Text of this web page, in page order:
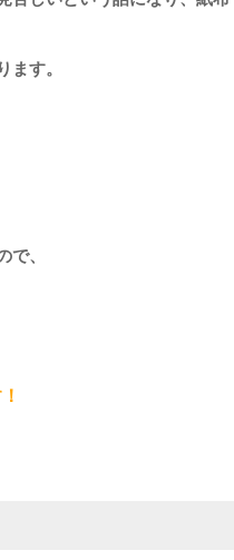
ます。
で、